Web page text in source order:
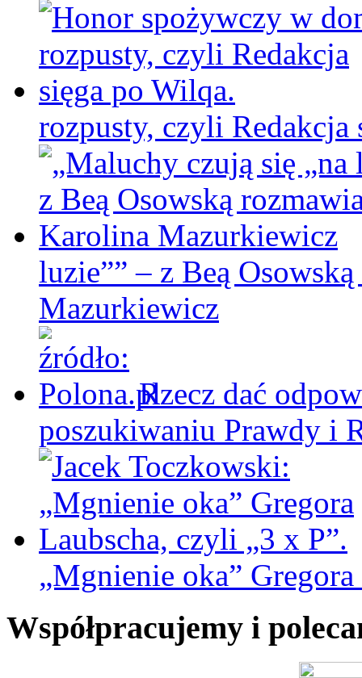
rozpusty, czyli Redakcja
luzie”” – z Beą
Mazurkiewicz
Rzecz dać
poszukiwaniu Prawdy i
„Mgnienie oka”
Współpracujemy i